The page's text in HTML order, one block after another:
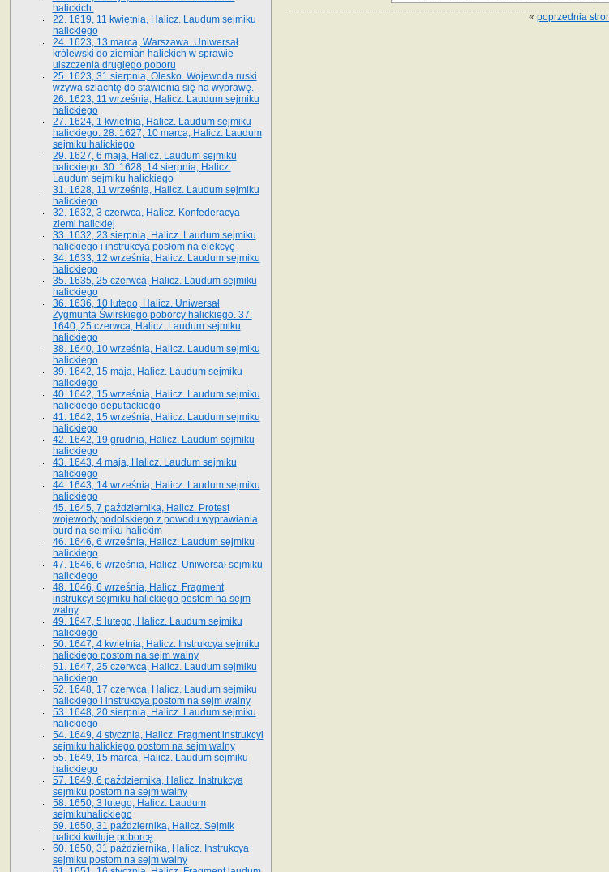
«poprzednia
halickich.
22. 1619, 11 kwietnia, Halicz. Laudum sejmiku
halickiego
24. 1623, 13 marca, Warszawa. Uniwersał
królewski do ziemian halickich w sprawie
uiszczenia drugiego poboru
25. 1623, 31 sierpnia, Olesko. Wojewoda ruski
wzywa szlachtę do stawienia się na wyprawę.
26. 1623, 11 września, Halicz. Laudum sejmiku
halickiego
27. 1624, 1 kwietnia, Halicz. Laudum sejmiku
halickiego. 28. 1627, 10 marca, Halicz. Laudum
sejmiku halickiego
29. 1627, 6 maja, Halicz. Laudum sejmiku
halickiego. 30. 1628, 14 sierpnia, Halicz.
Laudum sejmiku halickiego
31. 1628, 11 września, Halicz. Laudum sejmiku
halickiego
32. 1632, 3 czerwca, Halicz. Konfederacya
ziemi halickiej
33. 1632, 23 sierpnia, Halicz. Laudum sejmiku
halickiego i instrukcya posłom na elekcyę
34. 1633, 12 września, Halicz. Laudum sejmiku
halickiego
35. 1635, 25 czerwca, Halicz. Laudum sejmiku
halickiego
36. 1636, 10 lutego, Halicz. Uniwersał
Zygmunta Świrskiego poborcy halickiego. 37.
1640, 25 czerwca, Halicz. Laudum sejmiku
halickiego
38. 1640, 10 września, Halicz. Laudum sejmiku
halickiego
39. 1642, 15 maja, Halicz. Laudum sejmiku
halickiego
40. 1642, 15 września, Halicz. Laudum sejmiku
halickiego deputackiego
41. 1642, 15 września, Halicz. Laudum sejmiku
halickiego
42. 1642, 19 grudnia, Halicz. Laudum sejmiku
halickiego
43. 1643, 4 maja, Halicz. Laudum sejmiku
halickiego
44. 1643, 14 września, Halicz. Laudum sejmiku
halickiego
45. 1645, 7 października, Halicz. Protest
wojewody podolskiego z powodu wyprawiania
burd na sejmiku halickim
46. 1646, 6 września, Halicz. Laudum sejmiku
halickiego
47. 1646, 6 września, Halicz. Uniwersał sejmiku
halickiego
48. 1646, 6 września, Halicz. Fragment
instrukcyi sejmiku halickiego postom na sejm
walny
49. 1647, 5 lutego, Halicz. Laudum sejmiku
halickiego
50. 1647, 4 kwietnia, Halicz. Instrukcya sejmiku
halickiego postom na sejm walny
51. 1647, 25 czerwca, Halicz. Laudum sejmiku
halickiego
52. 1648, 17 czerwca, Halicz. Laudum sejmiku
halickiego i instrukcya postom na sejm walny
53. 1648, 20 sierpnia, Halicz. Laudum sejmiku
halickiego
54. 1649, 4 stycznia, Halicz. Fragment instrukcyi
sejmiku halickiego postom na sejm walny
55. 1649, 15 marca, Halicz. Laudum sejmiku
halickiego
57. 1649, 6 października, Halicz. Instrukcya
sejmiku postom na sejm walny
58. 1650, 3 lutego, Halicz. Laudum
sejmikuhalickiego
59. 1650, 31 października, Halicz. Sejmik
halicki kwituje poborcę
60. 1650, 31 października, Halicz. Instrukcya
sejmiku postom na sejm walny